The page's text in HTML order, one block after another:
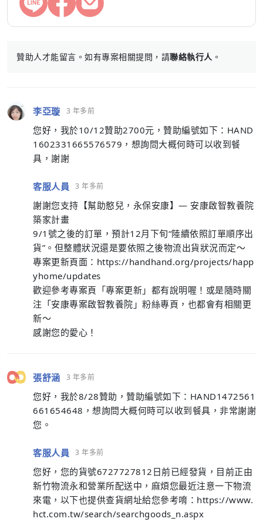
贊助人才能留言。如有專案相關提問，請聯絡執行人 。
李亞璇 3 年多前
您好，我於10/12贊助2700元，贊助編號如下：HAND
1602331665576579，想詢問大概何時可以收到餐
具，謝謝
客服人員 3 年多前
謝謝您支持【幫助憨兒，永保安康】— 安康啟智教養院
築家計畫
9/1號之後的訂單，預計12月下旬“陸續依照訂單順序出
貨”。但整體狀況還是要依照之後物流出貨狀況而定～
專案更新頁面：https://handhand.org/projects/happ
yhome/updates
歡迎參考專案頁「專案更新」都有說明喔！或是隨時關
注「安康專案啟智教養院」粉絲專頁，也都會有相關更
新～
感謝您的愛心！
張舒涵 3 年多前
您好，我於8/28贊助，贊助編號如下：HAND1472561
661654648，想詢問大概何時可以收到餐具，非常謝謝
您。
客服人員 3 年多前
您好，您的貨號6727727812日前已經發貨，目前正由
新竹物流永和營業所配送中，麻煩您最近注意一下物流
來電，以下也提供查貨網址給您參考唷：https://www.
hct.com.tw/search/searchgoods_n.aspx